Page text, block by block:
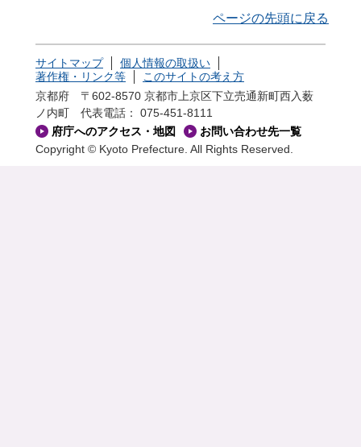
ページの先頭に戻る
サイトマップ
個人情報の取扱い
著作権・リンク等
このサイトの考え方
京都府 〒602-8570 京都市上京区下立売通新町西入薮
ノ内町
代表電話： 075-451-8111
府庁へのアクセス・地図
お問い合わせ先一覧
Copyright © Kyoto Prefecture. All Rights Reserved.